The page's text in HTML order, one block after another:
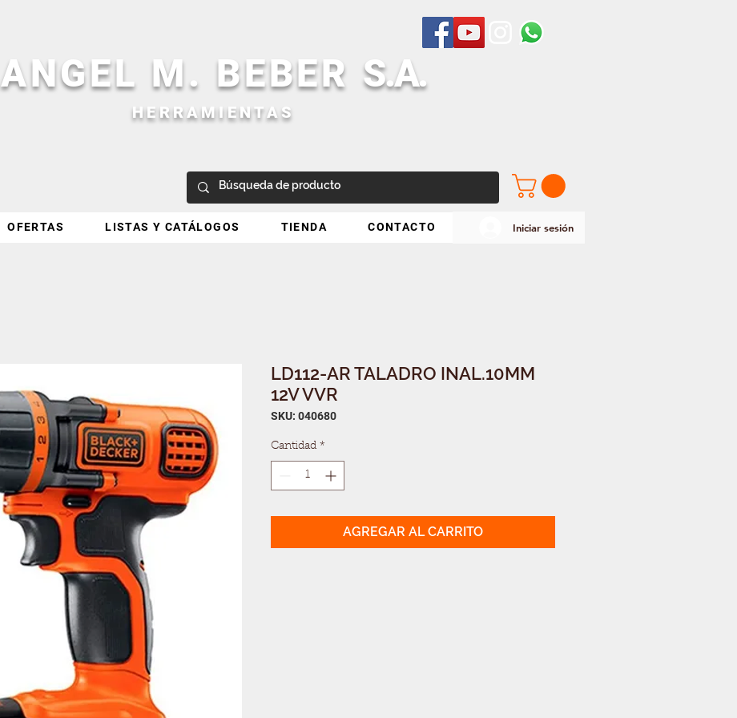
ANGEL M. BEBER S.A.
HERRAMIENTAS
OFERTAS LISTAS Y CATÁLOGOS TIENDA CONTACTO Iniciar sesión
LD112-AR TALADRO INAL.10MM
12V VVR
SKU: 040680
Cantidad *
AGREGAR AL CARRITO